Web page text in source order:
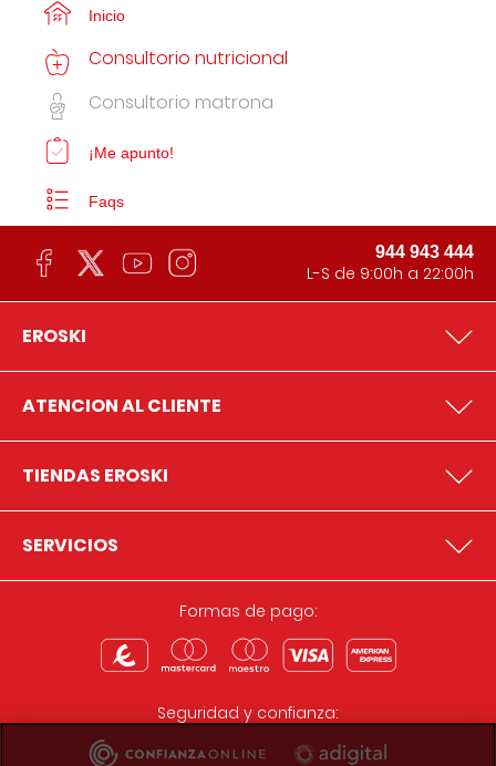
Inicio
Consultorio nutricional
Consultorio matrona
¡Me apunto!
Faqs
944 943 444
L-S de 9:00h a 22:00h
EROSKI
ATENCION AL CLIENTE
TIENDAS EROSKI
SERVICIOS
Formas de pago:
Seguridad y confianza: